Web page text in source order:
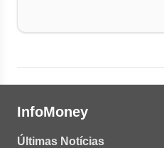
InfoMoney
Últimas Notícias